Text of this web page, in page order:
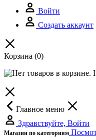
Войти
Создать аккаунт
Корзина (0)
Главное меню
Здравствуйте, Войти
Магазин по категориям